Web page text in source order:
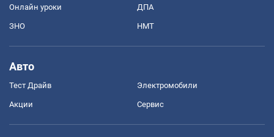
Онлайн уроки ДПА
ЗНО НМТ
Авто
Тест Драйв Электромобили
Акции Сервис